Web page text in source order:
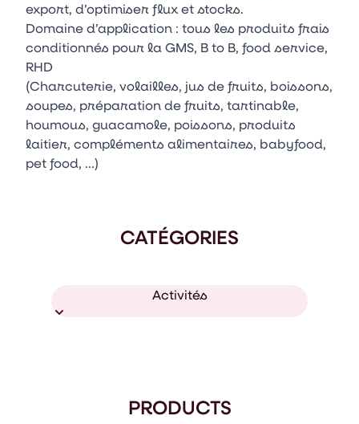
export, d’optimiser flux et stocks.
Domaine d’application : tous les produits frais
conditionnés pour la GMS, B to B, food service,
RHD
(Charcuterie, volailles, jus de fruits, boissons,
soupes, préparation de fruits, tartinable,
houmous, guacamole, poissons, produits
laitier, compléments alimentaires, babyfood,
pet food, ...)
CATÉGORIES
Activités
PRODUCTS